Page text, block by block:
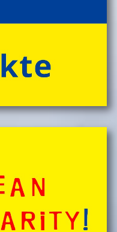
kĂśstlichen Bio-